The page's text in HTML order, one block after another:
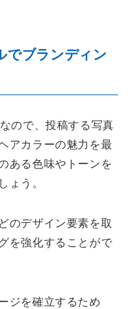
でブランディン
ので、投稿する写真
アカラーの魅力を最
ある色味やトーンを
ょう。
のデザイン要素を取
を強化することがで
ジを確立するため